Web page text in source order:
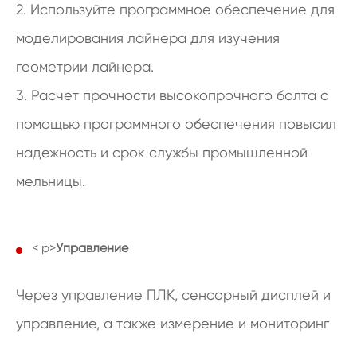
2. Используйте программное обеспечение для
моделирования лайнера для изучения
геометрии лайнера.
3. Расчет прочности высокопрочного болта с
помощью программного обеспечения повысил
надежность и срок службы промышленной
мельницы.
< p>Управление
Через управление ПЛК, сенсорный дисплей и
управление, а также измерение и мониторинг